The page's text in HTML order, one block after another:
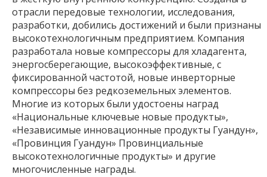
отрасли передовые технологии, исследования,
разработки, добились достижений и были признаны
высокотехнологичным предприятием. Компания
разработала новые компрессоры для хладагента,
энергосберегающие, высокоэффективные, с
фиксированной частотой, новые инверторные
компрессоры без редкоземельных элементов.
Многие из которых были удостоены наград
«Национальные ключевые новые продукты»,
«Независимые инновационные продукты Гуандун»,
«Провинция Гуандун» Провинциальные
высокотехнологичные продукты» и другие
многочисленные награды.